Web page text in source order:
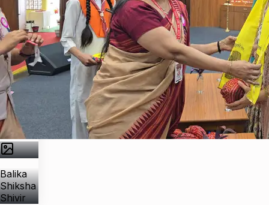
Balika
Shiksha
Shivir